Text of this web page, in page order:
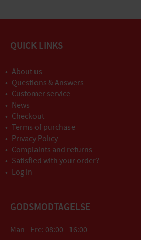
QUICK LINKS
About us
Questions & Answers
Customer service
News
Checkout
Terms of purchase
Privacy Policy
Complaints and returns
Satisfied with your order?
Log in
GODSMODTAGELSE
Man - Fre: 08:00 - 16:00